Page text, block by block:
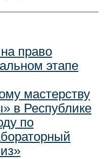
право
этапе
мастерству
в Республике
по